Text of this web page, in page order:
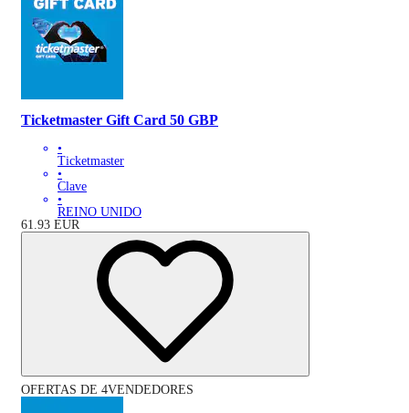
Ticketmaster Gift Card 50 GBP
•
Ticketmaster
•
Clave
•
REINO UNIDO
61.93 EUR
OFERTAS DE 4VENDEDORES